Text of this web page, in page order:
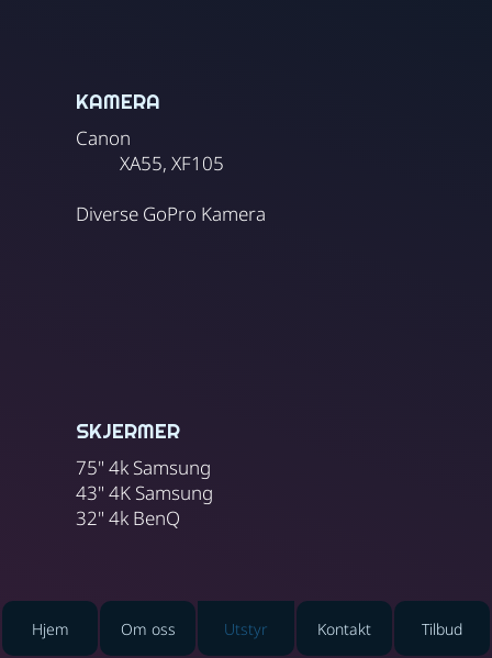
KAMERA
Canon
XA55, XF105
Diverse GoPro Kamera
SKJERMER
75" 4k Samsung
43" 4K Samsung
32" 4k BenQ
Kontakt Tilbud
Utstyr
Hjem Om oss